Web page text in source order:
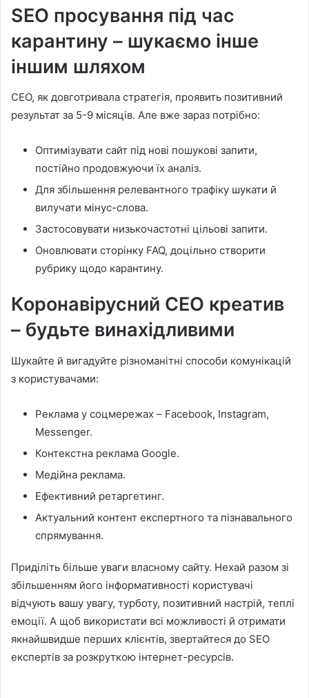
SEO просування під час
карантину – шукаємо інше
іншим шляхом
СЕО, як довготривала стратегія, проявить позитивний
результат за 5-9 місяців. Але вже зараз потрібно:
Оптимізувати сайт під нові пошукові запити,
постійно продовжуючи їх аналіз.
Для збільшення релевантного трафіку шукати й
вилучати мінус-слова.
Застосовувати низькочастотні цільові запити.
Оновлювати сторінку FAQ, доцільно створити
рубрику щодо карантину.
Коронавірусний СЕО креатив
– будьте винахідливими
Шукайте й вигадуйте різноманітні способи комунікацій
з користувачами:
Реклама у соцмережах – Facebook, Instagram,
Messenger.
Контекстна реклама Google.
Медійна реклама.
Ефективний ретаргетинг.
Актуальний контент експертного та пізнавального
спрямування.
Приділіть більше уваги власному сайту. Нехай разом зі
збільшенням його інформативності користувачі
відчують вашу увагу, турботу, позитивний настрій, теплі
емоції. А щоб використати всі можливості й отримати
якнайшвидше перших клієнтів, звертайтеся до SEO
експертів за розкруткою інтернет-ресурсів.